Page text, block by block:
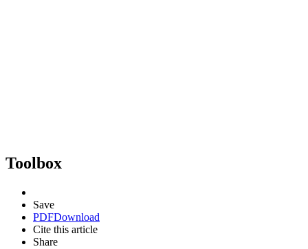
Toolbox
Save
PDFDownload
Cite this article
Share